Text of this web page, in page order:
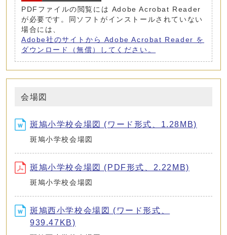
PDFファイルの閲覧には Adobe Acrobat Reader
が必要です。同ソフトがインストールされていない
場合には、
Adobe社のサイトから Adobe Acrobat Reader を
ダウンロード（無償）してください。
会場図
斑鳩小学校会場図 (ワード形式、1.28MB)
斑鳩小学校会場図
斑鳩小学校会場図 (PDF形式、2.22MB)
斑鳩小学校会場図
斑鳩西小学校会場図 (ワード形式、
939.47KB)